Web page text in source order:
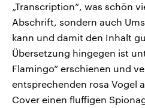
„Transcription“, was schön
Abschrift, sondern auch
kann und damit den Inhalt
Übersetzung hingegen ist
Flamingo“ erschienen und
entsprechenden rosa Vogel
Cover einen fluffigen